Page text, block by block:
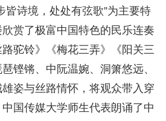
皆诗境，处处有弦歌”为主要特
赏了极富中国特色的民乐连奏
路驼铃》《梅花三弄》《阳关三
铿锵、中阮温婉、洞箫悠远、
姿与丝路情怀，将观众带入穿
国传媒大学师生代表朗诵了中